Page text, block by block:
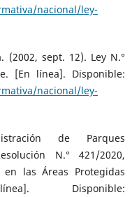
nacional/ley-
(2002, sept. 12). Ley N.°
[En línea]. Disponible:
nacional/ley-
de Parques
N.° 421/2020,
las Áreas Protegidas
Disponible: